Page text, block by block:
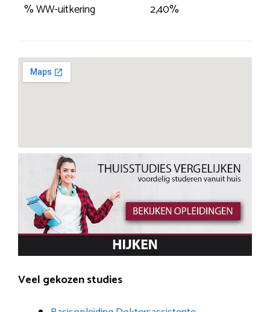
% WW-uitkering
2,40%
Veel gekozen studies